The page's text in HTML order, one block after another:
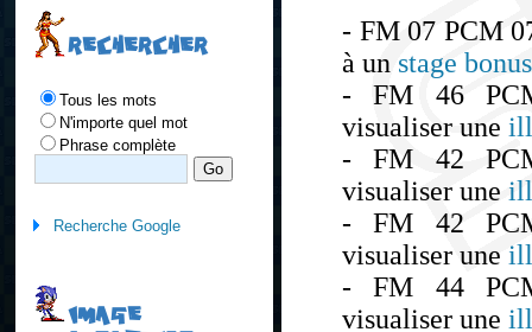
- FM 07 PCM
à un stage bonus
- FM 46
visualiser une
- FM 42
visualiser une
- FM 42
visualiser une
- FM 44
visualiser une
RECHERCHER
Tous les mots
N'importe quel mot
Phrase complète
Recherche Google
IMAGE